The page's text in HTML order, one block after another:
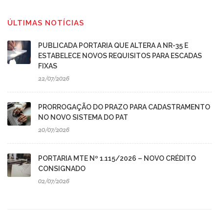
ÚLTIMAS NOTÍCIAS
PUBLICADA PORTARIA QUE ALTERA A NR-35 E
ESTABELECE NOVOS REQUISITOS PARA ESCADAS
FIXAS
22/07/2026
PRORROGAÇÃO DO PRAZO PARA CADASTRAMENTO
NO NOVO SISTEMA DO PAT
20/07/2026
PORTARIA MTE Nº 1.115/2026 – NOVO CRÉDITO
CONSIGNADO
02/07/2026